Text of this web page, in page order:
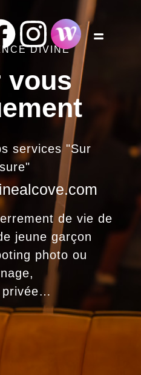
DIVINE
vous
services "Sur
de vie de
jeune garçon
photo ou
privée…